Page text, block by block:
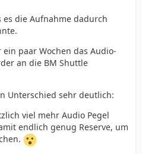
es die Aufnahme dadurch
paar Wochen das Audio-
an die BM Shuttle
Unterschied sehr deutlich:
viel mehr Audio Pegel
endlich genug Reserve, um